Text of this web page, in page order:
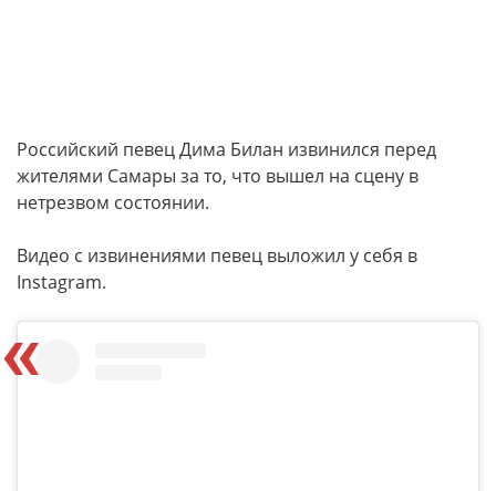
Российский певец Дима Билан извинился перед
жителями Самары за то, что вышел на сцену в
нетрезвом состоянии.
Видео с извинениями певец выложил у себя в
Instagram.